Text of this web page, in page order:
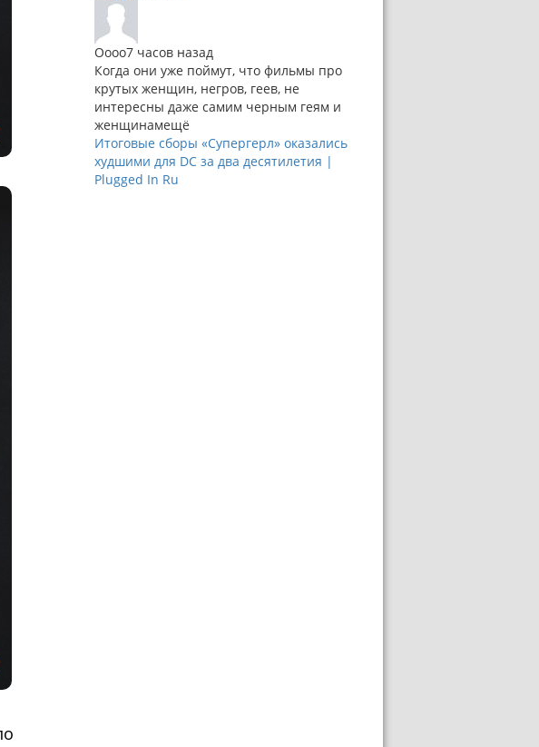
Оооо7 часов назад
Когда они уже поймут, что фильмы про
крутых женщин, негров, геев, не
интересны даже самим черным геям и
женщинамещё
Итоговые сборы «Супергерл» оказались
худшими для DC за два десятилетия |
Plugged In Ru